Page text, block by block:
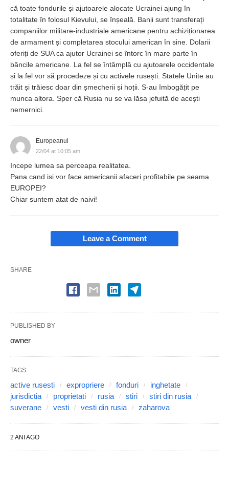
că toate fondurile și ajutoarele alocate Ucrainei ajung în
totalitate în folosul Kievului, se înșeală. Banii sunt transferați
companiilor militare-industriale americane pentru achiziționarea
de armament și completarea stocului american în sine. Dolarii
oferiți de SUA ca ajutor Ucrainei se întorc în mare parte în
băncile americane. La fel se întâmplă cu ajutoarele occidentale
și la fel vor să procedeze și cu activele rusești. Statele Unite au
trăit și trăiesc doar din șmecherii și hoții. S-au îmbogățit pe
munca altora. Sper că Rusia nu se va lăsa jefuită de acești
nemernici.
Europeanul
22/04 at 10:05 am
Incepe lumea sa perceapa realitatea.
Pana cand isi vor face americanii afaceri profitabile pe seama
EUROPEI?
Chiar suntem atat de naivi!
Leave a Comment
SHARE
PUBLISHED BY
owner
TAGS:
active rusesti expropriere fonduri
inghetate
jurisdictia
proprietati rusia stiri
stiri din rusia
suverane
vesti vesti din rusia zaharova
2 ANI AGO